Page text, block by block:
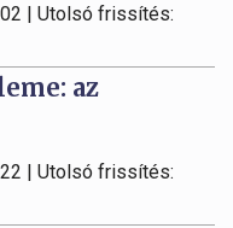
| Utolsó frissítés:
az
| Utolsó frissítés: